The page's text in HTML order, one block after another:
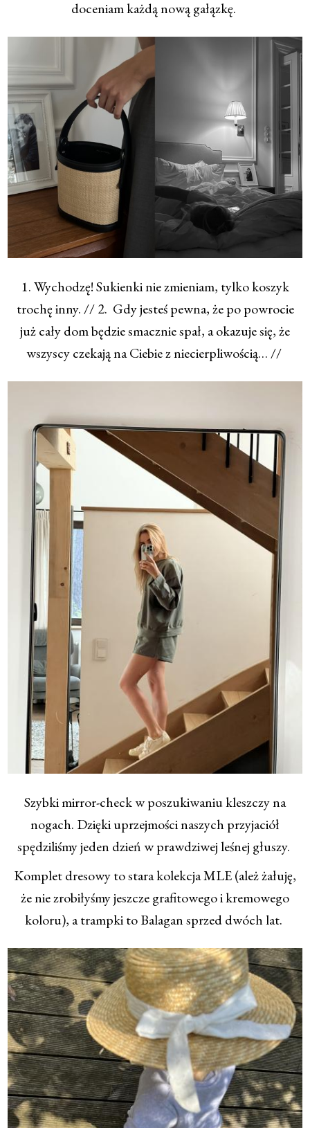
doceniam każdą nową gałązkę.
1. Wychodzę! Sukienki nie zmieniam, tylko koszyk
trochę inny. // 2. Gdy jesteś pewna, że po powrocie
już cały dom będzie smacznie spał, a okazuje się, że
wszyscy czekają na Ciebie z niecierpliwością… //
Szybki mirror-check w poszukiwaniu kleszczy na
nogach. Dzięki uprzejmości naszych przyjaciół
spędziliśmy jeden dzień w prawdziwej leśnej głuszy.
Komplet dresowy to stara kolekcja MLE (ależ żałuję,
że nie zrobiłyśmy jeszcze grafitowego i kremowego
koloru), a trampki to Balagan sprzed dwóch lat.